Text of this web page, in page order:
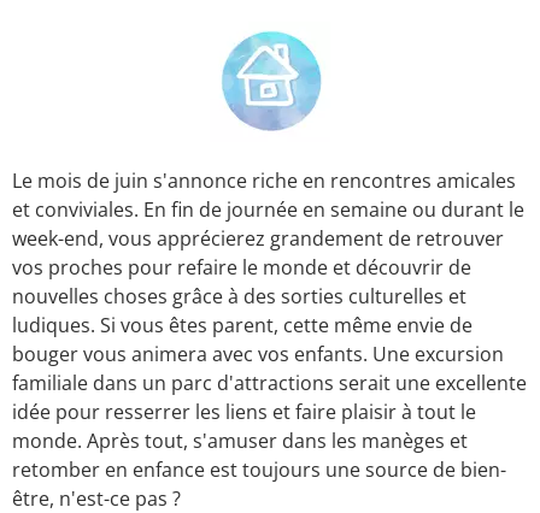
Le mois de juin s'annonce riche en rencontres amicales
et conviviales. En fin de journée en semaine ou durant le
week-end, vous apprécierez grandement de retrouver
vos proches pour refaire le monde et découvrir de
nouvelles choses grâce à des sorties culturelles et
ludiques. Si vous êtes parent, cette même envie de
bouger vous animera avec vos enfants. Une excursion
familiale dans un parc d'attractions serait une excellente
idée pour resserrer les liens et faire plaisir à tout le
monde. Après tout, s'amuser dans les manèges et
retomber en enfance est toujours une source de bien-
être, n'est-ce pas ?